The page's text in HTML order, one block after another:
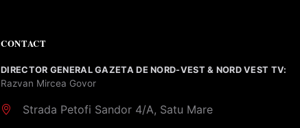
CONTACT
DIRECTOR GENERAL GAZETA DE NORD-VEST & NORD VEST TV:
Razvan Mircea Govor
Strada Petofi Sandor 4/A, Satu Mare